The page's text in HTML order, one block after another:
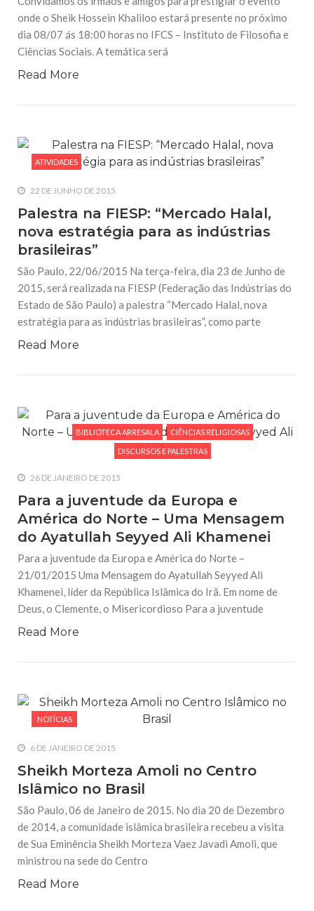
onde o Sheik Hossein Khaliloo estará presente no próximo
dia 08/07 ás 18:00 horas no IFCS – Instituto de Filosofia e
Ciências Sociais. A temática será
Read More
ATIVIDADES
22 DE JUNHO DE 2015
Palestra na FIESP: “Mercado Halal,
nova estratégia para as indústrias
brasileiras”
São Paulo, 22/06/2015 Na terça-feira, dia 23 de Junho de
2015, será realizada na FIESP (Federação das Indústrias do
Estado de São Paulo) a palestra “Mercado Halal, nova
estratégia para as indústrias brasileiras”, como parte
Read More
BIBLIOTECA ARRESALA CIÊNCIAS RELIGIOSAS
DISCURSOS E PALESTRAS
26 DE JANEIRO DE 2015
Para a juventude da Europa e
América do Norte – Uma Mensagem
do Ayatullah Seyyed Ali Khamenei
Para a juventude da Europa e América do Norte –
21/01/2015 Uma Mensagem do Ayatullah Seyyed Ali
Khamenei, líder da República Islâmica do Irã. Em nome de
Deus, o Clemente, o Misericordioso Para a juventude
Read More
NOTÍCIAS
6 DE JANEIRO DE 2015
Sheikh Morteza Amoli no Centro
Islâmico no Brasil
São Paulo, 06 de Janeiro de 2015. No dia 20 de Dezembro
de 2014, a comunidade islâmica brasileira recebeu a visita
de Sua Eminência Sheikh Morteza Vaez Javadi Amoli, que
ministrou na sede do Centro
Read More